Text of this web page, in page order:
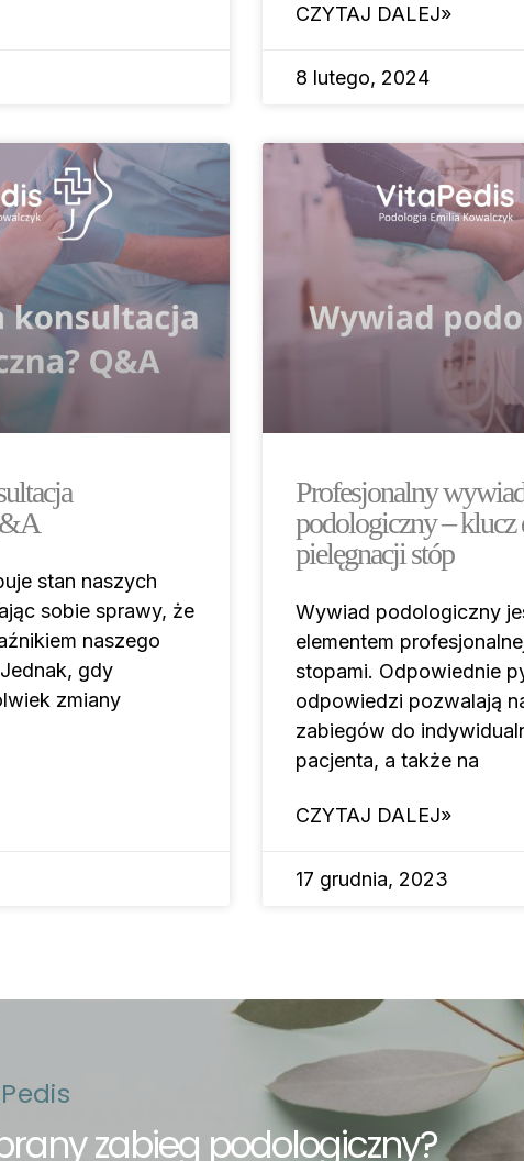
CZYTAJ DALEJ»
8 lutego, 2024
stan naszych
sobie sprawy, że
naszego
gdy
zmiany
Profesjonalny
podologiczny – klucz
pielęgnacji stóp
Wywiad podologiczny
elementem
stopami. Odpowiednie
odpowiedzi pozwalają
zabiegów do
pacjenta, a także na
CZYTAJ DALEJ»
17 grudnia, 2023
zabieg podologiczny?